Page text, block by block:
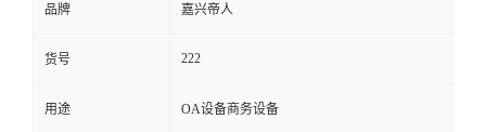
品牌 嘉兴帝人
货号 222
用途 OA设备商务设备